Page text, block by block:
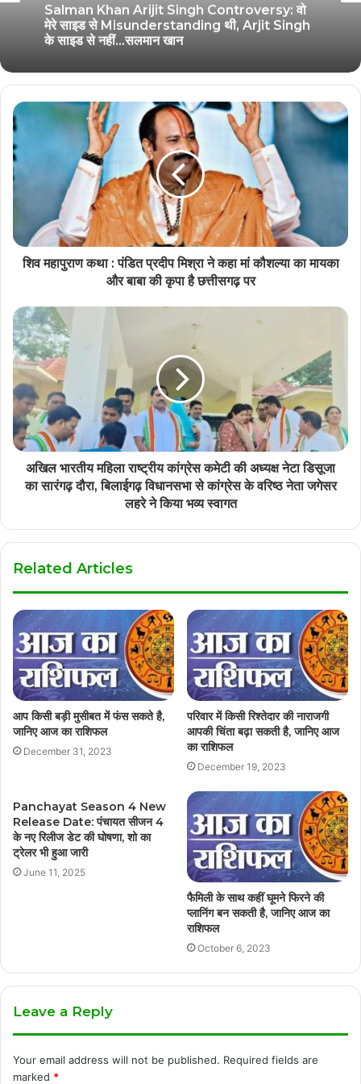
Salman Khan Arijit Singh Controversy: वो
मेरे साइड से Misunderstanding थी, Arjit Singh
के साइड से नहीं…सलमान खान
शिव महापुराण कथा : पंडित प्रदीप मिश्रा ने कहा मां कौशल्या का मायका
और बाबा की कृपा है छत्तीसगढ़ पर
अखिल भारतीय महिला राष्ट्रीय कांग्रेस कमेटी की अध्यक्ष नेटा डिसूजा
का सारंगढ़ दौरा, बिलाईगढ़ विधानसभा से कांग्रेस के वरिष्ठ नेता जगेसर
लहरे ने किया भव्य स्वागत
Related Articles
आप किसी बड़ी मुसीबत में फंस सकते है,
जानिए आज का राशिफल
December 31, 2023
परिवार में किसी रिश्तेदार की नाराजगी
आपकी चिंता बढ़ा सकती है, जानिए आज
का राशिफल
December 19, 2023
Panchayat Season 4 New
Release Date: पंचायत सीजन 4
के नए रिलीज डेट की घोषणा, शो का
ट्रेलर भी हुआ जारी
June 11, 2025
फैमिली के साथ कहीं घूमने फिरने की
प्लानिंग बन सकती है, जानिए आज का
राशिफल
October 6, 2023
Leave a Reply
Your email address will not be published. Required fields are
marked *